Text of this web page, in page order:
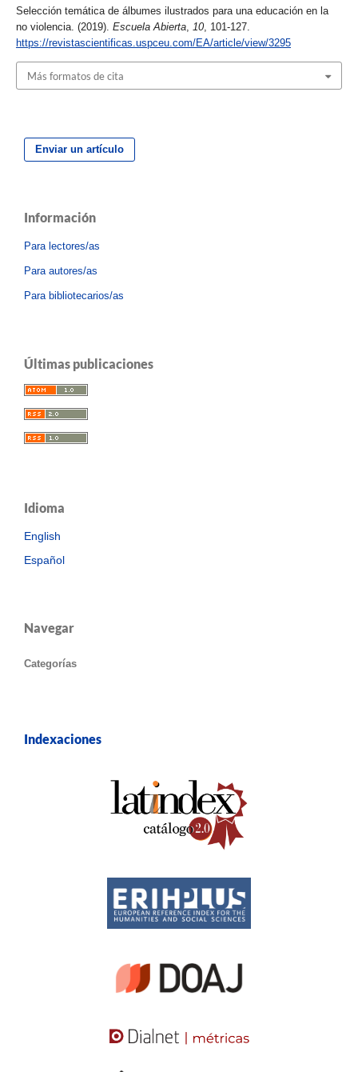
Selección temática de álbumes ilustrados para una educación en la
no violencia. (2019). Escuela Abierta, 10, 101-127.
https://revistascientificas.uspceu.com/EA/article/view/3295
Más formatos de cita
Enviar un artículo
Información
Para lectores/as
Para autores/as
Para bibliotecarios/as
Últimas publicaciones
Idioma
English
Español
Navegar
Categorías
Indexaciones